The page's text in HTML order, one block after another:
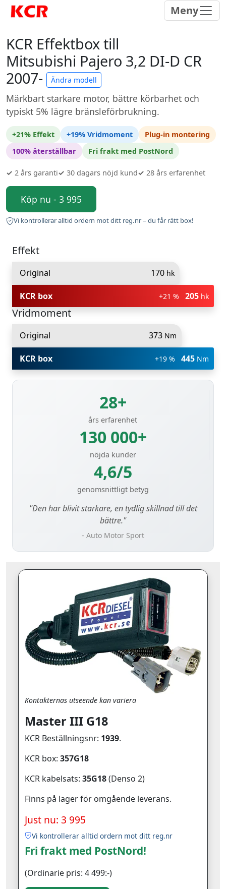
Meny
KCR Effektbox till
Mitsubishi Pajero 3,2 DI-D CR
2007-
Ändra modell
Märkbart starkare motor, bättre körbarhet och
typiskt 5% lägre bränsleförbrukning.
+21% Effekt +19% Vridmoment
Plug-in montering
100% återställbar
Fri frakt med PostNord
✓ 2 års garanti✓ 30 dagars nöjd kund✓ 28 års erfarenhet
Köp nu - 3 995
Vi kontrollerar alltid ordern mot ditt reg.nr – du får rätt box!
Effekt
Original 170 hk
KCR box +21 % 205 hk
Vridmoment
Original 373 Nm
KCR box +19 % 445 Nm
28+
års erfarenhet
130 000+
nöjda kunder
4,6/5
genomsnittligt betyg
"Den har blivit starkare, en tydlig skillnad till det
bättre."
- Auto Motor Sport
Kontakternas utseende kan variera
Master III G18
KCR Beställningsnr: 1939.
KCR box: 357G18
KCR kabelsats: 35G18(Denso 2)
Finns på lager för omgående leverans.
Just nu: 3 995
Vi kontrollerar alltid ordern mot ditt reg.nr
Fri frakt med PostNord!
(Ordinarie pris: 4 499:-)